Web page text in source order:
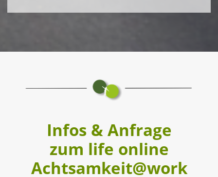
Infos & Anfrage
zum life online
Achtsamkeit@work